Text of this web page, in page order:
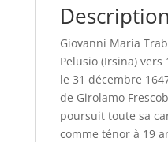
Description
Giovanni Maria
Pelusio (Irsina)
le 31 décembre
de Girolamo
poursuit toute sa
comme ténor à 19